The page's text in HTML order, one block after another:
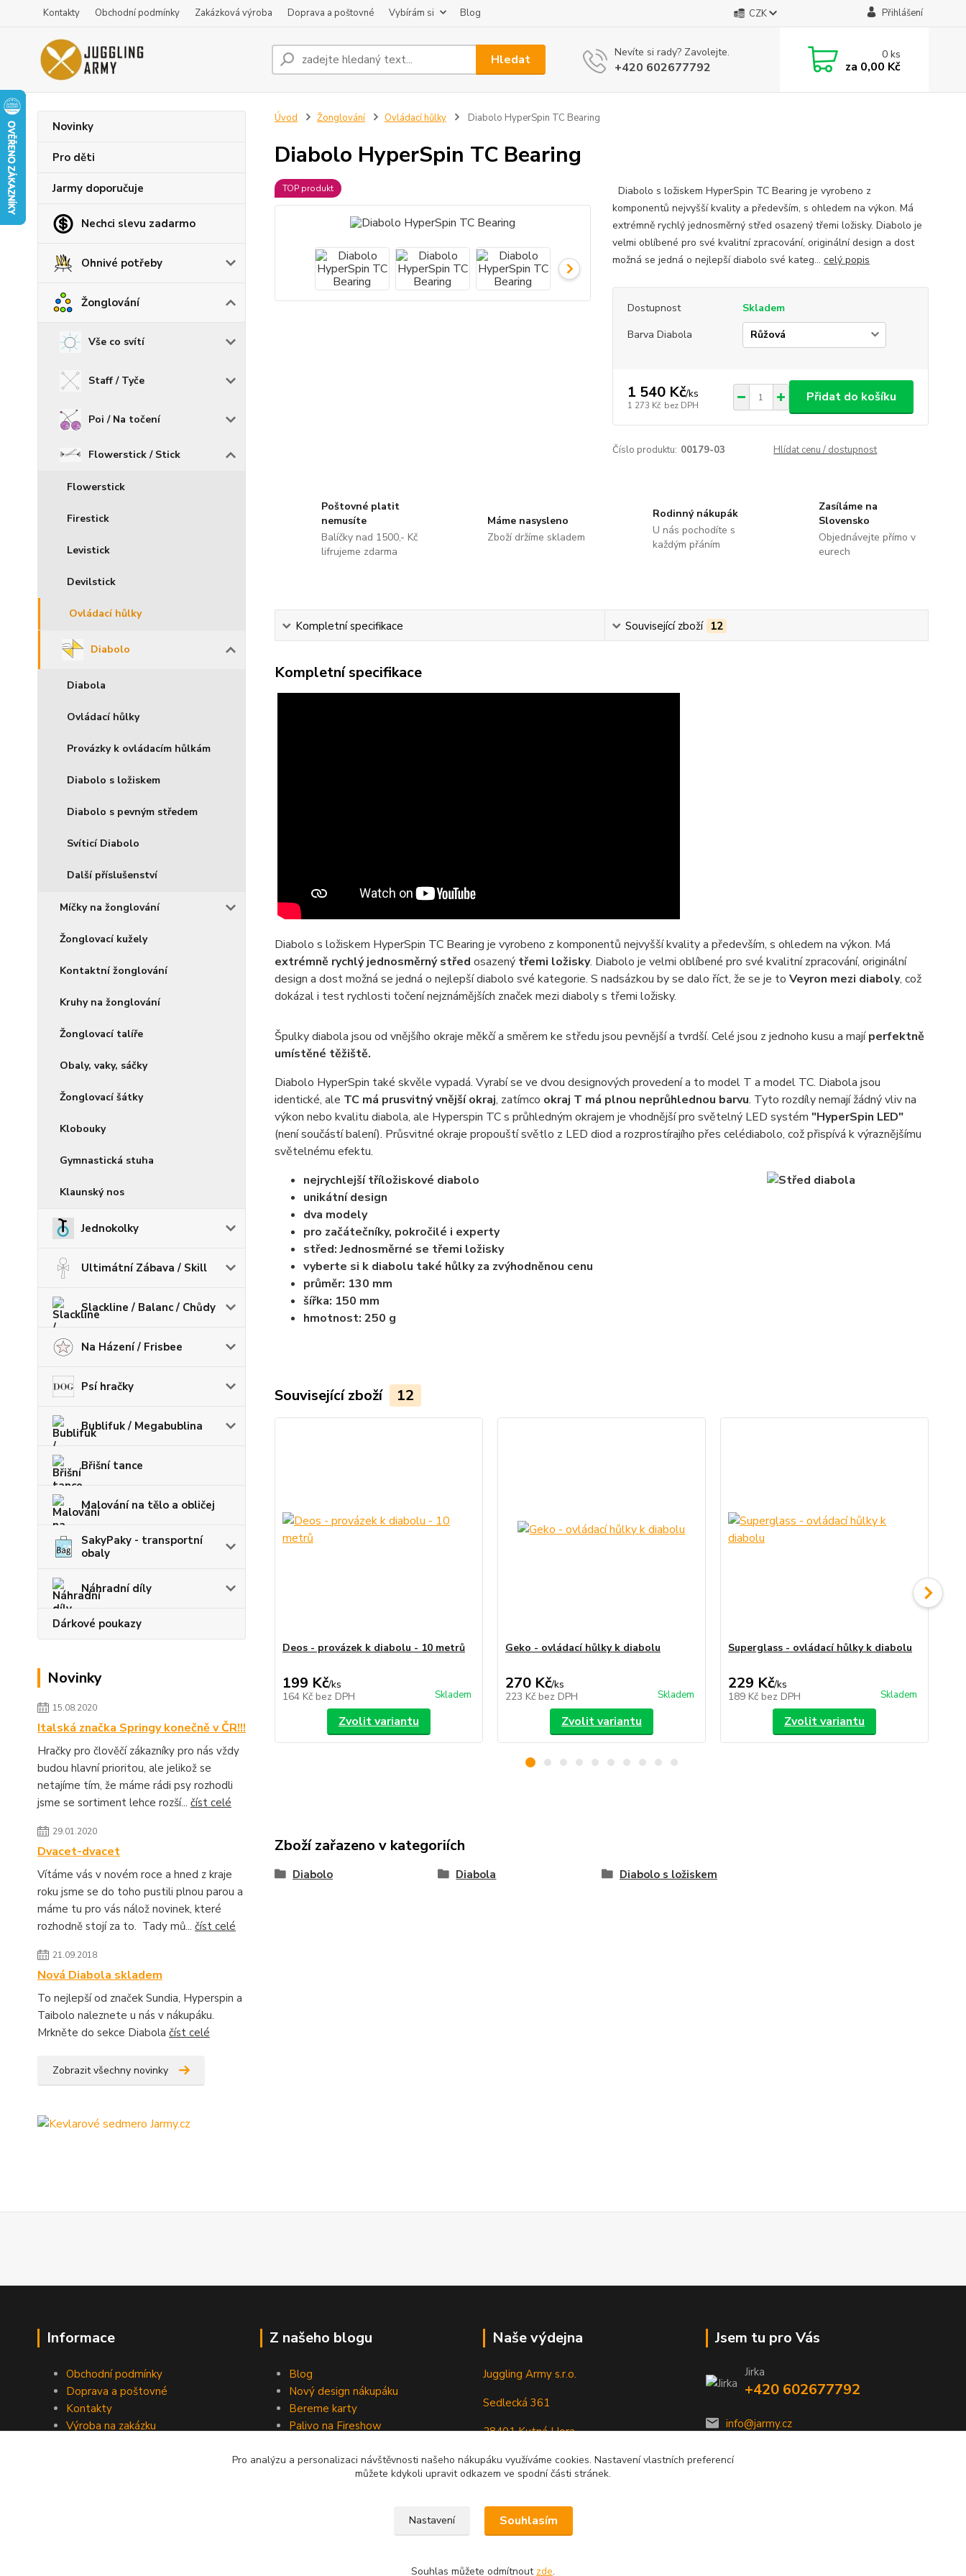
Kontakty Obchodní podmínky Zakázková výroba Doprava a poštovné Vybírám si Blog CZK Přihlášení
Hledat Nevíte si rady? Zavolejte.
+420 602677792
0ks
za 0,00 Kč
Novinky
Pro děti
Jarmy doporučuje
Nechci slevu zadarmo
Ohnivé potřeby
Žonglování
Vše co svítí
Staff / Tyče
Poi / Na točení
Flowerstick / Stick
Flowerstick
Firestick
Levistick
Devilstick
Ovládací hůlky
Diabolo
Diabola
Ovládací hůlky
Provázky k ovládacím hůlkám
Diabolo s ložiskem
Diabolo s pevným středem
Svíticí Diabolo
Další příslušenství
Míčky na žonglování
Žonglovací kužely
Kontaktní žonglování
Kruhy na žonglování
Žonglovací talíře
Obaly, vaky, sáčky
Žonglovací šátky
Klobouky
Gymnastická stuha
Klaunský nos
Jednokolky
Ultimátní Zábava / Skill
Slackline / Balanc / Chůdy
Na Házení / Frisbee
Psí hračky
Bublifuk / Megabublina
Břišní tance
Malování na tělo a obličej
SakyPaky - transportní
obaly
Náhradní díly
Dárkové poukazy
Novinky
15.08.2020
Italská značka Springy konečně v ČR!!!
Hračky pro člověčí zákazníky pro nás vždy
budou hlavní prioritou, ale jelikož se
netajíme tím, že máme rádi psy rozhodli
jsme se sortiment lehce rozší... číst celé
29.01.2020
Dvacet-dvacet
Vítáme vás v novém roce a hned z kraje
roku jsme se do toho pustili plnou parou a
máme tu pro vás nálož novinek, které
rozhodně stojí za to. Tady mů... číst celé
21.09.2018
Nová Diabola skladem
To nejlepší od značek Sundia, Hyperspin a
Taibolo naleznete u nás v nákupáku.
Mrkněte do sekce Diabola číst celé
Zobrazit všechny novinky
Úvod Žonglování Ovládací hůlky Diabolo HyperSpin TC Bearing
Diabolo HyperSpin TC Bearing
TOP produkt
Diabolo s ložiskem HyperSpin TC Bearing je vyrobeno z
komponentů nejvyšší kvality a především, s ohledem na výkon. Má
extrémně rychlý jednosměrný střed osazený třemi ložisky. Diabolo je
velmi oblíbené pro své kvalitní zpracování, originální design a dost
možná se jedná o nejlepší diabolo své kateg... celý popis
Dostupnost
Skladem
Barva Diabola
1 540 Kč/ks
1 273 Kč bez DPH
Přidat do košíku
Číslo produktu: 00179-03 Hlídat cenu / dostupnost
Poštovné platit
nemusíte
Balíčky nad 1500,- Kč
lifrujeme zdarma
Máme nasysleno
Zboží držíme skladem
Rodinný nákupák
U nás pochodíte s
každým přáním
Zasíláme na
Slovensko
Objednávejte přímo v
eurech
Kompletní specifikace Související zboží 12
Kompletní specifikace
Diabolo s ložiskem HyperSpin TC Bearing je vyrobeno z komponentů nejvyšší kvality a především, s ohledem na výkon. Má
extrémně rychlý jednosměrný střed osazený třemi ložisky. Diabolo je velmi oblíbené pro své kvalitní zpracování, originální
design a dost možná se jedná o nejlepší diabolo své kategorie. S nadsázkou by se dalo říct, že se je to Veyron mezi diaboly, což
dokázal i test rychlosti točení nejznámějších značek mezi diaboly s třemi ložisky.
Špulky diabola jsou od vnějšího okraje měkčí a směrem ke středu jsou pevnější a tvrdší. Celé jsou z jednoho kusu a majíperfektně
umístěné těžiště.
Diabolo HyperSpin také skvěle vypadá. Vyrabí se ve dvou designových provedení a to model T a model TC. Diabola jsou
identické, ale TC má prusvitný vnější okraj, zatímco okraj T má plnou neprůhlednou barvu. Tyto rozdíly nemají žádný vliv na
výkon nebo kvalitu diabola, ale Hyperspin TC s průhledným okrajem je vhodnější pro světelný LED systém "HyperSpin LED"
(není součástí balení). Průsvitné okraje propouští světlo z LED diod a rozprostírajího přes celédiabolo, což přispívá k výraznějšímu
světelnému efektu.
nejrychlejší tříložiskové diabolo
unikátní design
dva modely
pro začátečníky, pokročilé i experty
střed: Jednosměrné se třemi ložisky
vyberte si k diabolu také hůlky za zvýhodněnou cenu
průměr: 130 mm
šířka: 150 mm
hmotnost: 250 g
Související zboží 12
Deos - provázek k diabolu - 10 metrů
199 Kč/ks
164 Kč bez DPH Skladem
Zvolit variantu
Geko - ovládací hůlky k diabolu
270 Kč/ks
223 Kč bez DPH Skladem
Zvolit variantu
Superglass - ovládací hůlky k diabolu
229 Kč/ks
189 Kč bez DPH Skladem
Zvolit variantu
Zboží zařazeno v kategoriích
Diabolo Diabola Diabolo s ložiskem
Informace
Obchodní podmínky
Doprava a poštovné
Kontakty
Výroba na zakázku
Z našeho blogu
Blog
Nový design nákupáku
Bereme karty
Palivo na Fireshow
Naše výdejna
Juggling Army s.r.o.
Sedlecká 361
28401 Kutná Hora
Jsem tu pro Vás
Jirka
+420 602677792
info@jarmy.cz
Pro analýzu a personalizaci návštěvnosti našeho nákupáku využíváme cookies. Nastavení vlastních preferencí
můžete kdykoli upravit odkazem ve spodní části stránek.
Nastavení Souhlasím
Souhlas můžete odmítnout zde.